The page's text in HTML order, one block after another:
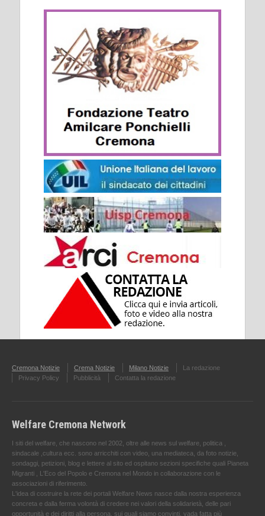
Cremona Notizie Crema Notizie Milano Notizie
La redazione
Privacy Policy
Pubblicità Contatta la redazione
Welfare Cremona Network
I siti del welfare, che nascono nel 2002, oltre alle news sul welfare, politica ,
sindacale ,cultura ecc. sono arricchiti con video, una mediateca, da foto notizie,
sondaggi, petizioni, blog e lettere al sito ed ospitano sezioni specifiche quali Pianeta
Migranti , L'Eco del Popolo e Cremona nel Mondo in collaborazione con le
associazioni di riferimento.
L'idea di costruire la rete dei portali Welfare News nasce dalla nostra esperienza
concreta e dalla ferma volontà di credere nei valori della solidarietà, delle pari
opportunità e dei diritti alla persona, sui quali siamo convinti, vada fatta più